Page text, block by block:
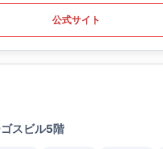
公式サイト
スビル5階